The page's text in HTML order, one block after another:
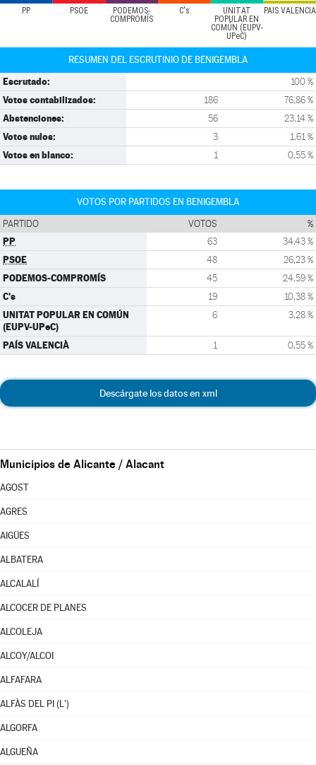
PP PSOE
PODEMOS-
COMPROMÍS
C's
UNITAT
POPULAR EN
COMÚN (EUPV-
UPeC)
PAÍS VALENCIÀ
RESUMEN DEL ESCRUTINIO DE BENIGEMBLA
Escrutado: 100 %
Votos contabilizados: 186 76,86 %
Abstenciones: 56 23,14 %
Votos nulos: 3 1,61 %
Votos en blanco: 1 0,55 %
VOTOS POR PARTIDOS EN BENIGEMBLA
PARTIDO VOTOS %
PP 63 34,43 %
PSOE 48 26,23 %
PODEMOS-COMPROMÍS 45 24,59 %
C's 19 10,38 %
UNITAT POPULAR EN COMÚN
(EUPV-UPeC)
6 3,28 %
PAÍS VALENCIÀ 1 0,55 %
Descárgate los datos en xml
Municipios de Alicante / Alacant
AGOST
AGRES
AIGÜES
ALBATERA
ALCALALÍ
ALCOCER DE PLANES
ALCOLEJA
ALCOY/ALCOI
ALFAFARA
ALFÀS DEL PI (L')
ALGORFA
ALGUEÑA